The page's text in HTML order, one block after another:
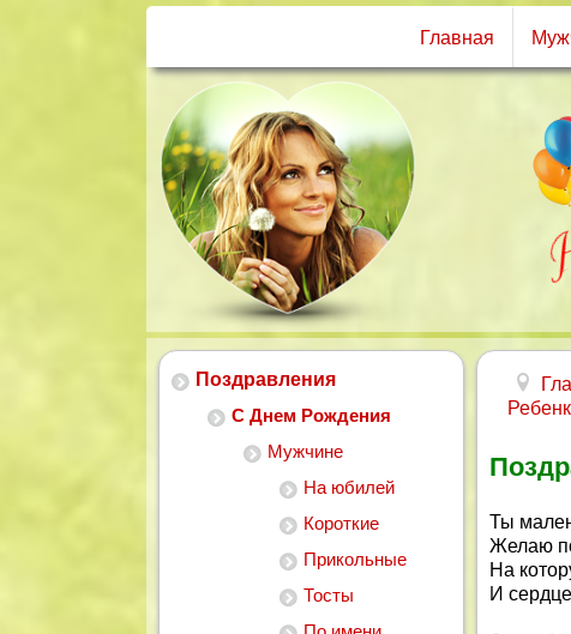
Главная
Поздравления
С Днем Рождения
Мужчине
На юбилей
Короткие
Прикольные
Тосты
Ты
Желаю
На
И